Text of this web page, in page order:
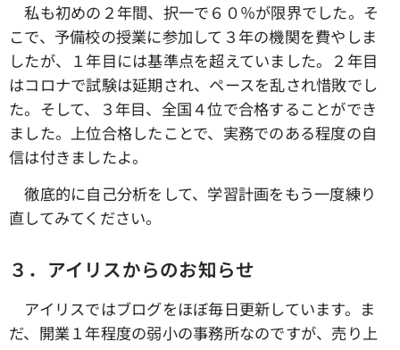
私も初めの２年間、択一で６０％が限界でした。そ
こで、予備校の授業に参加して３年の機関を費やしま
したが、１年目には基準点を超えていました。２年目
はコロナで試験は延期され、ペースを乱され惜敗でし
た。そして、３年目、全国４位で合格することができ
ました。上位合格したことで、実務でのある程度の自
信は付きましたよ。
徹底的に自己分析をして、学習計画をもう一度練り
直してみてください。
３．アイリスからのお知らせ
アイリスではブログをほぼ毎日更新しています。ま
だ、開業１年程度の弱小の事務所なのですが、売り上